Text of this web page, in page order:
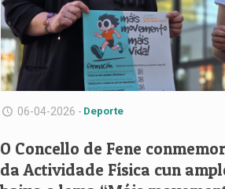
06-04-2026 - Deporte
O Concello de Fene
da Actividade Física cun